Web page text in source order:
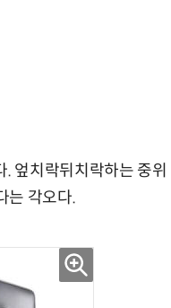
엎치락뒤치락하는 중위
는 각오다.